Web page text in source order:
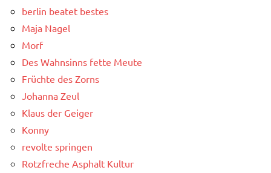
berlin beatet bestes
Maja Nagel
Morf
Des Wahnsinns fette Meute
Früchte des Zorns
Johanna Zeul
Klaus der Geiger
Konny
revolte springen
Rotzfreche Asphalt Kultur